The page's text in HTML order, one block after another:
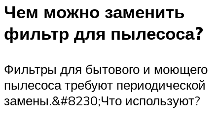
Чем можно заменить
фильтр для пылесоса?
Фильтры для бытового и моющего
пылесоса требуют периодической
замены.&#8230;Что используют?